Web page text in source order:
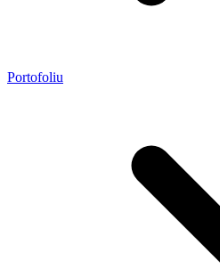
Portofoliu